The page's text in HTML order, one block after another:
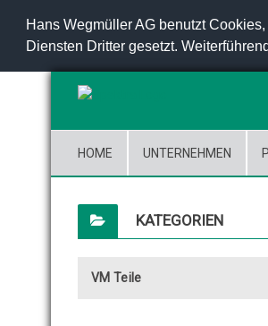
Hans Wegmüller AG benutzt
Diensten Dritter gesetzt.
HOME UNTERNEHMEN
KATEGORIEN
VM Teile